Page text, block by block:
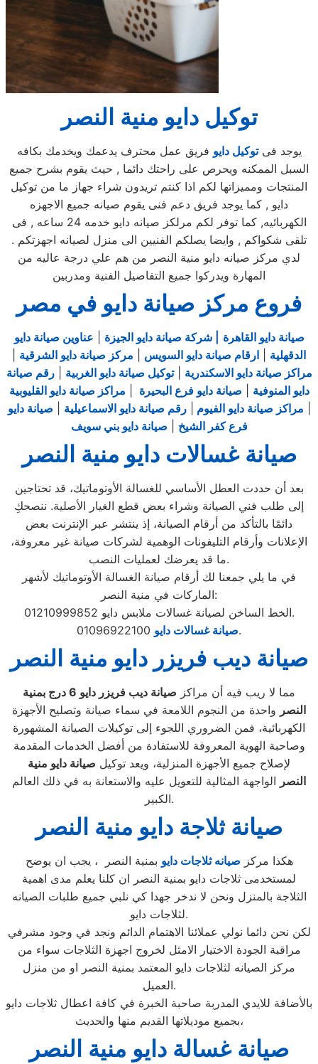
توكيل دايو منية النصر
يوجد فىتوكيل دايو فريق عمل محترف يدعمك ويخدمك بكافه
السبل الممكنه ويحرص على راحتك دائما , حيث يقوم بشرح جميع
المنتجات ومميزاتها لكم اذا كنتم تريدون شراء جهاز ما من توكيل
دايو , كما يوجد فريق دعم فنى يقوم صيانه جميع الاجهزه
الكهربائيه, كما توفر لكم مرلكز صيانه دايو خدمه 24 ساعه , فى
تلقى شكواكم , وايضا يصلكم الفنيين الى منزل لصيانه اجهزتكم .
لدي مركز صيانه دايو منية النصر من هم علي درجة عاليه من
المهارة ويدركوا جميع التفاصيل الفنية ومدربين
فروع مركز صيانة دايو في مصر
صيانة دايو القاهرة | شركة صيانة دايو الجيزة
عناوين صيانة دايو
الدقهلية
ارقام صيانة دايو السويس مركز صيانة دايو الشرقية
مراكز صيانة دايو الاسكندرية |توكيل صيانة دايو الغربية |رقم صيانة
دايو المنوفية
صيانة دايو فرع البحيرة
مراكز صيانة دايو القليوبية
مراكز صيانة دايو الفيوم |رقم صيانة دايو الاسماعيلية
صيانة دايو
فرع كفر الشيخ
صيانة دايو بني سويف
صيانة غسالات دايو منية النصر
بعد أن حددت العطل الأساسي للغسالة الأوتوماتيك، قد تحتاجين
إلى طلب فني الصيانة وشراء بعض قطع الغيار الأصلية. ننصحكِ
دائمًا بالتأكد من أرقام الصيانة، إذ ينتشر عبر الإنترنت بعض
الإعلانات وأرقام التليفونات الوهمية لشركات صيانة غير معروفة،
ما قد يعرضك لعمليات النصب.
في ما يلي جمعنا لك أرقام صيانة الغسالة الأوتوماتيك لأشهر
الماركات في منية النصر:
الخط الساخن لصيانة غسالات ملابس دايو 01210999852.
صيانة غسالات دايو01096922100.
صيانة ديب فريزر دايو منية النصر
مما لا ريب فيه أن مراكز صيانة ديب فريزر دايو
درج بمنية
النصر واحدة من النجوم اللامعة في سماء صيانة وتصليح الأجهزة
الكهربائية، فمن الضروري اللجوء إلى توكيلات الصيانة المشهورة
وصاحبة الهوية المعروفة للاستفادة من أفضل الخدمات المقدمة
لإصلاح جميع الأجهزة المنزلية، ويعد توكيل صيانة دايو منية
النصر الواجهة المثالية للتعويل عليه والاستعانة به في ذلك العالم
الكبير.
صيانة ثلاجة دايو منية النصر
هكذا مركز صيانه ثلاجات دايو بمنية النصر ، يجب ان يوضح
لمستخدمى ثلاجات دايو بمنية النصر ان كلنا يعلم مدى اهمية
الثلاجة بالمنزل ونحن لا ندخر جهدا كي نلبي جميع طلبات الصيانه
لثلاجات دايو.
لكن نحن دائما نولي عملائنا الاهتمام الدائم ونجد في وجود مشرفي
مراقبة الجودة الاختيار الامثل لخروج اجهزة الثلاجات سواء من
مركز الصيانه لثلاجات دايو المعتمد بمنية النصر او من منزل
العميل.
بالأضافة للايدي المدربة صاحبة الخبرة في كافة اعطال ثلاجات دايو
بجميع موديلاتها القديم منها والحديث،
صيانة غسالة دايو منية النصر